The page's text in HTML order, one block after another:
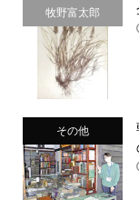
牧野富太郎
その他